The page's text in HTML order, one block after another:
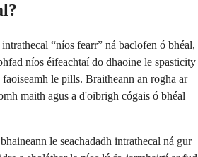
“níos fearr” ná baclofen ó bhéal,
níos éifeachtaí do dhaoine le spasticity
le pills. Braitheann an rogha ar
maith agus a d'oibrigh cógais ó bhéal
le seachadadh intrathecal ná gur